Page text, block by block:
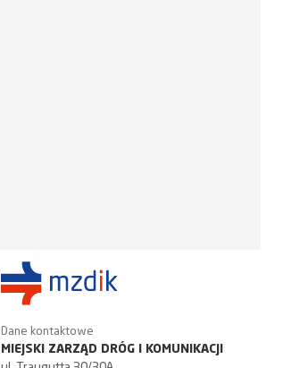
Dane kontaktowe
MIEJSKI ZARZĄD DRÓG I KOMUNIKACJI